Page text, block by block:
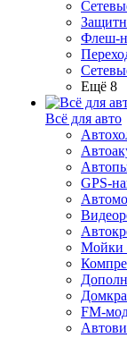
Флеш-
Ещё 8
Всё для авто
GPS-
Мойки
FM-